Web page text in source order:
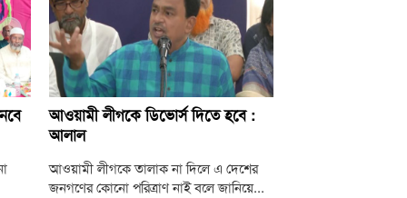
কেন এমন সুযোগ দিল ভারত, প্রশ্ন
নির্বাচন ২০ আগস্ট
আওয়ামী লীগকে ডিভোর্স দিতে হবে :
আলাল
আওয়ামী লীগকে তালাক না দিলে এ দেশের
জনগণের কোনো পরিত্রাণ নাই বলে জানিয়ে...